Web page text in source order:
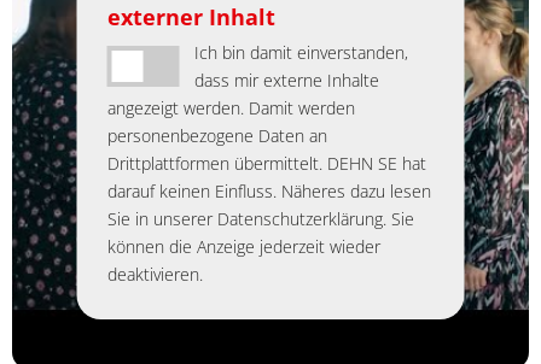
externer Inhalt
Ich bin damit einverstanden,
dass mir externe Inhalte
angezeigt werden. Damit werden
personenbezogene Daten an
Drittplattformen übermittelt. DEHN SE hat
darauf keinen Einfluss. Näheres dazu lesen
Sie in unserer Datenschutzerklärung. Sie
können die Anzeige jederzeit wieder
deaktivieren.